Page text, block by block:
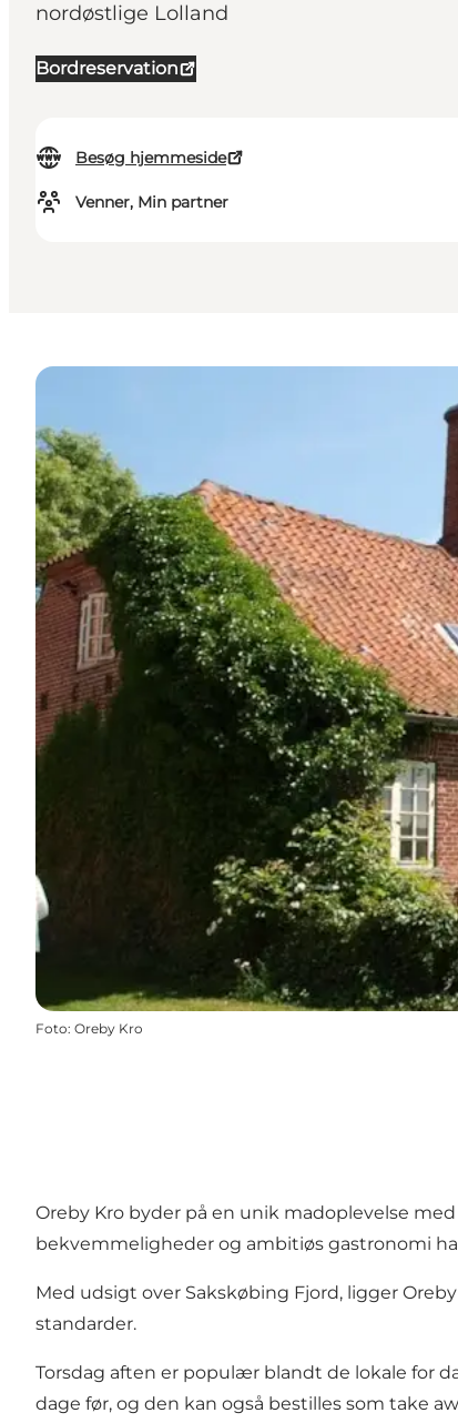
nordøstlige Lolland
Bordreservation
Besøg hjemmeside
Venner, Min partner
Foto: Oreby Kro
Oreby Kro byder på en unik madoplevelse
bekvemmeligheder og ambitiøs gastronomi
Med udsigt over Sakskøbing Fjord, ligger
standarder.
Torsdag aften er populær blandt de lokale for
dage før, og den kan også bestilles som take